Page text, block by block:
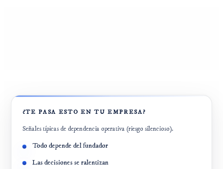
¿TE PASA ESTO EN TU EMPRESA?
Señales típicas de dependencia operativa (riesgo silencioso).
Todo depende del fundador
Las decisiones se ralentizan